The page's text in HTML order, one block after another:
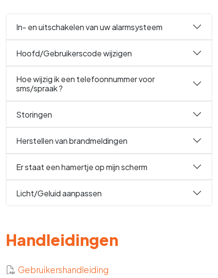
In- en uitschakelen van uw alarmsysteem
Hoofd/Gebruikerscode wijzigen
Hoe wijzig ik een telefoonnummer voor
sms/spraak ?
Storingen
Herstellen van brandmeldingen
Er staat een hamertje op mijn scherm
Licht/Geluid aanpassen
Handleidingen
Gebruikershandleiding